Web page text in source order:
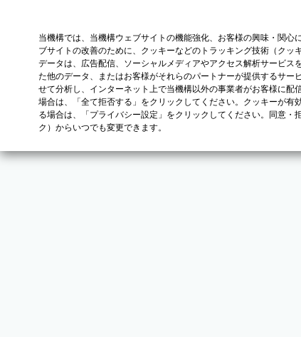
当機構では、当機構ウェブサイトの機能強化、お客様の興味・関
ブサイトの改善のために、クッキーなどのトラッキング技術（ク
データは、広告配信、ソーシャルメディアやアクセス解析サービ
た他のデータ、またはお客様がそれらのパートナーが提供するサ
せて分析し、インターネット上で当機構以外の事業者がお客様に
場合は、「全て拒否する」をクリックしてください。クッキーが
る場合は、「プライバシー設定」をクリックしてください。同意・
ク）からいつでも変更できます。